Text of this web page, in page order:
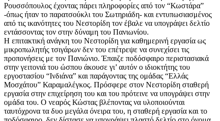
Ρουσσόπουλος έχοντας πάρει πληροφορίες από τον “Κωστάρα”
-όπως ήταν το παρατσούκλι του Σωτηριάδη- και εντυπωσιασμένος
από τις ικανότητες του Νεστορίδη τον έβαλε να υπογράψει δελτίο
εντάσσοντας τον στην δύναμη του Πανιωνίου.
Η επιτακτική ανάγκη του Νεστορίδη για καθημερινή εργασία ως
μικροπωλητής τσιγάρων δεν του επέτρεψε να συνεχίσει τις
προπονήσεις με τον Πανιώνιο. Έπαιζε ποδόσφαιρο περιστασιακά
στην γειτονιά του ώσπου άκουσε γι’ αυτόν ο ιδιοκτήτης του
εργοστασίου “Ινδιάνα” και παράγοντας της ομάδας “Ελλάς
Μοσχάτου” Καραμαλέγκος. Πρόσφερε στον Νεστορίδη σταθερή
εργασία στην επιχείρηση του και του πρότεινε να υπογράψει στην
ομάδα του. Ο νεαρός Κώστας βλέποντας να υλοποιούνται
ταυτόχρονα τα δυο μεγάλα όνειρα του, η σταθερή εργασία και το